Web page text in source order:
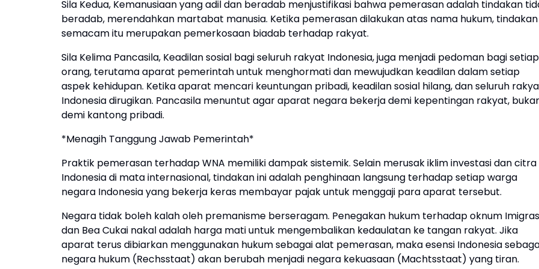
Sila Kedua, Kemanusiaan yang adil dan beradab menjustifikasi bahwa pemerasan adalah tindakan
beradab, merendahkan martabat manusia. Ketika pemerasan dilakukan atas nama hukum, tindakan
semacam itu merupakan pemerkosaan biadab terhadap rakyat.
Sila Kelima Pancasila, Keadilan sosial bagi seluruh rakyat Indonesia, juga menjadi pedoman bagi setiap
orang, terutama aparat pemerintah untuk menghormati dan mewujudkan keadilan dalam setiap
aspek kehidupan. Ketika aparat mencari keuntungan pribadi, keadilan sosial hilang, dan seluruh
Indonesia dirugikan. Pancasila menuntut agar aparat negara bekerja demi kepentingan rakyat,
demi kantong pribadi.
*Menagih Tanggung Jawab Pemerintah*
Praktik pemerasan terhadap WNA memiliki dampak sistemik. Selain merusak iklim investasi dan citra
Indonesia di mata internasional, tindakan ini adalah penghinaan langsung terhadap setiap warga
negara Indonesia yang bekerja keras membayar pajak untuk menggaji para aparat tersebut.
Negara tidak boleh kalah oleh premanisme berseragam. Penegakan hukum terhadap oknum
dan Bea Cukai nakal adalah harga mati untuk mengembalikan kedaulatan ke tangan rakyat. Jika
aparat terus dibiarkan menggunakan hukum sebagai alat pemerasan, maka esensi Indonesia
negara hukum (Rechsstaat) akan berubah menjadi negara kekuasaan (Machtsstaat) yang tiran.